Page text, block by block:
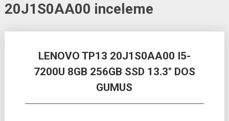
20J1S0AA00 inceleme
LENOVO TP13 20J1S0AA00 I5-
7200U 8GB 256GB SSD 13.3″ DOS
GUMUS
navigation